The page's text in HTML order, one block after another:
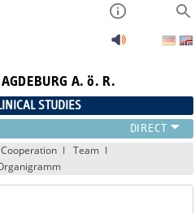
A. ö. R.
STUDIES
Team